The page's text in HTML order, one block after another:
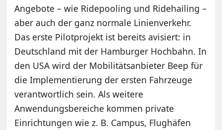
Angebote – wie Ridepooling und Ridehailing –
aber auch der ganz normale Linienverkehr.
Das erste Pilotprojekt ist bereits avisiert: in
Deutschland mit der Hamburger Hochbahn. In
den USA wird der Mobilitätsanbieter Beep für
die Implementierung der ersten Fahrzeuge
verantwortlich sein. Als weitere
Anwendungsbereiche kommen private
Einrichtungen wie z. B. Campus, Flughäfen